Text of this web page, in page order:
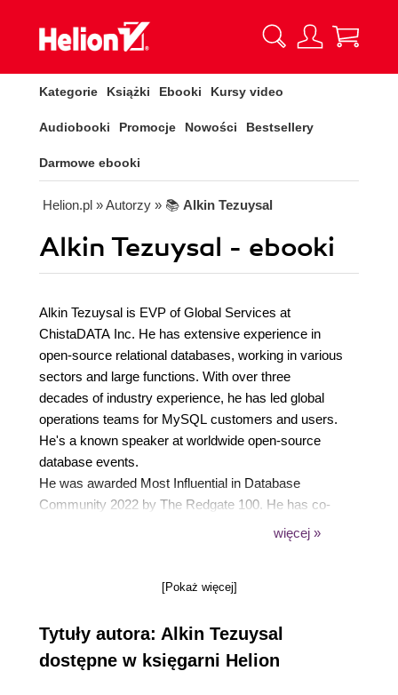
Kategorie Książki Ebooki Kursy video
Audiobooki Promocje Nowości Bestsellery
Darmowe ebooki
Helion.pl » Autorzy » 📚 Alkin Tezuysal
Alkin Tezuysal - ebooki
Alkin Tezuysal is EVP of Global Services at
ChistaDATA Inc. He has extensive experience in
open-source relational databases, working in various
sectors and large functions. With over three
decades of industry experience, he has led global
operations teams for MySQL customers and users.
He's a known speaker at worldwide open-source
database events.
He was awarded Most Influential in Database
Community 2022 by The Redgate 100. He has co-
authored MySQL Cookbook, 4th Edition 2022, by
więcej »
[Pokaż więcej]
Tytuły autora: Alkin Tezuysal
dostępne w księgarni Helion